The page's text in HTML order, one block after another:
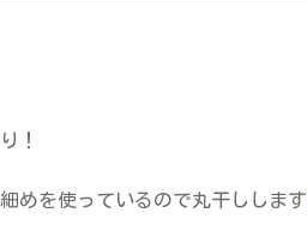
！
を使っているので丸干しします